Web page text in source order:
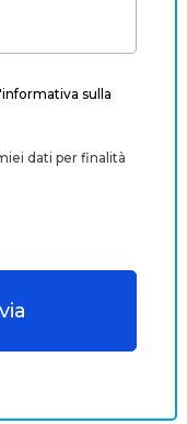
l'informativa sulla
dati per finalità